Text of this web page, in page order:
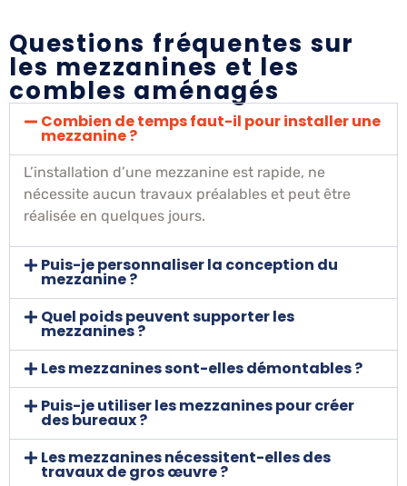
Questions fréquentes sur
les mezzanines et les
combles aménagés
Combien de temps faut-il pour installer une
mezzanine ?
L’installation d’une mezzanine est rapide, ne
nécessite aucun travaux préalables et peut être
réalisée en quelques jours.
Puis-je personnaliser la conception du
mezzanine ?
Quel poids peuvent supporter les
mezzanines ?
Les mezzanines sont-elles démontables ?
Puis-je utiliser les mezzanines pour créer
des bureaux ?
Les mezzanines nécessitent-elles des
travaux de gros œuvre ?